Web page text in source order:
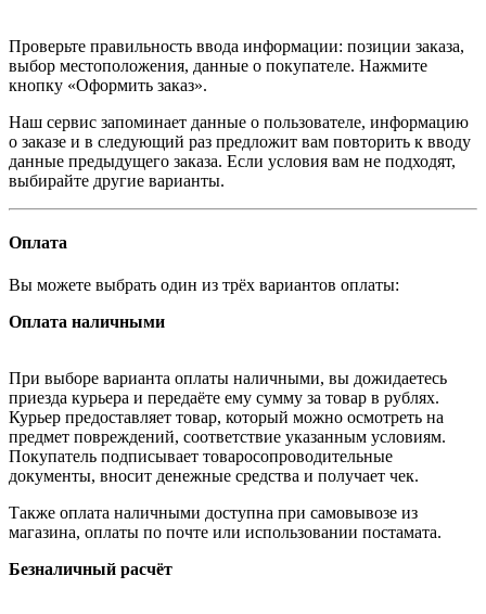
Проверьте правильность ввода информации: позиции заказа,
выбор местоположения, данные о покупателе. Нажмите
кнопку «Оформить заказ».
Наш сервис запоминает данные о пользователе, информацию
о заказе и в следующий раз предложит вам повторить к вводу
данные предыдущего заказа. Если условия вам не подходят,
выбирайте другие варианты.
Оплата
Вы можете выбрать один из трёх вариантов оплаты:
Оплата наличными
При выборе варианта оплаты наличными, вы дожидаетесь
приезда курьера и передаёте ему сумму за товар в рублях.
Курьер предоставляет товар, который можно осмотреть на
предмет повреждений, соответствие указанным условиям.
Покупатель подписывает товаросопроводительные
документы, вносит денежные средства и получает чек.
Также оплата наличными доступна при самовывозе из
магазина, оплаты по почте или использовании постамата.
Безналичный расчёт